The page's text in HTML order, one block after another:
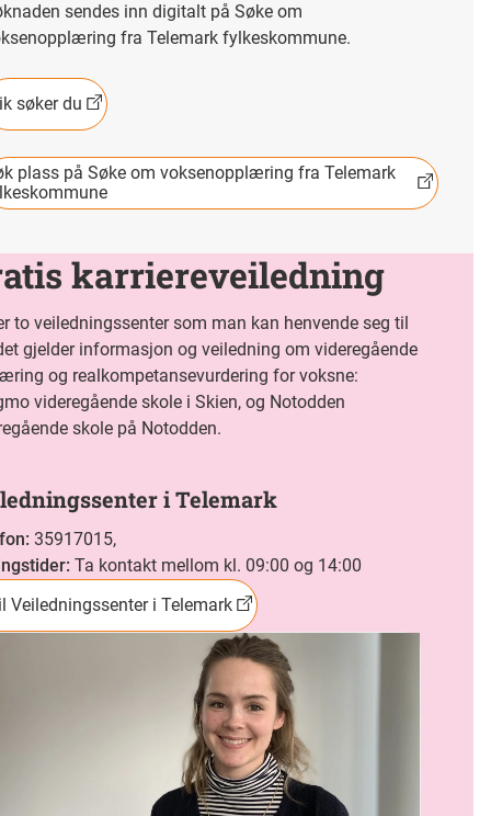
sendes inn digitalt på Søke om
fra Telemark fylkeskommune.
søker du
plass på Søke om voksenopplæring fra Telemark
karriereveiledning
to veiledningssenter som man kan henvende seg til
gjelder informasjon og veiledning om videregående
og realkompetansevurdering for voksne:
videregående skole i Skien, og Notodden
skole på Notodden.
i Telemark
: 35917015,
: Ta kontakt mellom kl. 09:00 og 14:00
Veiledningssenter i Telemark